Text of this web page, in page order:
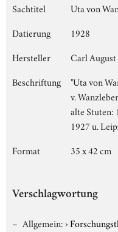
Sachtitel
Uta von
Datierung
1928
Hersteller
Carl August
Beschriftung
"Uta von
v.
alte Stuten:
1927 u.
Format
35 x 42 cm
Verschlagwortung
Allgemein:›